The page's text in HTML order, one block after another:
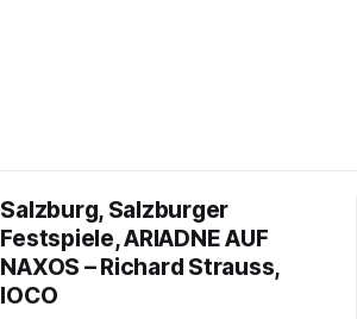
Salzburg, Salzburger
Festspiele, ARIADNE AUF
NAXOS – Richard Strauss,
IOCO